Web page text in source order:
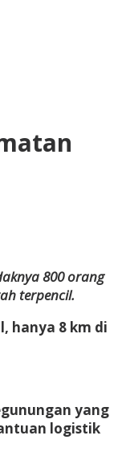
800 orang
terpencil.
hanya 8 km di
yang
logistik